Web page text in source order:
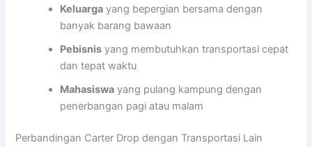
Keluarga yang bepergian bersama dengan
banyak barang bawaan
Pebisnis yang membutuhkan transportasi cepat
dan tepat waktu
Mahasiswa yang pulang kampung dengan
penerbangan pagi atau malam
Perbandingan Carter Drop dengan Transportasi Lain